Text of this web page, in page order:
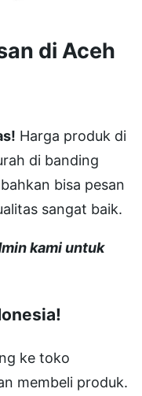
di Aceh
Harga produk di
di banding
bisa pesan
sangat baik.
kami untuk
ke toko
membeli produk.